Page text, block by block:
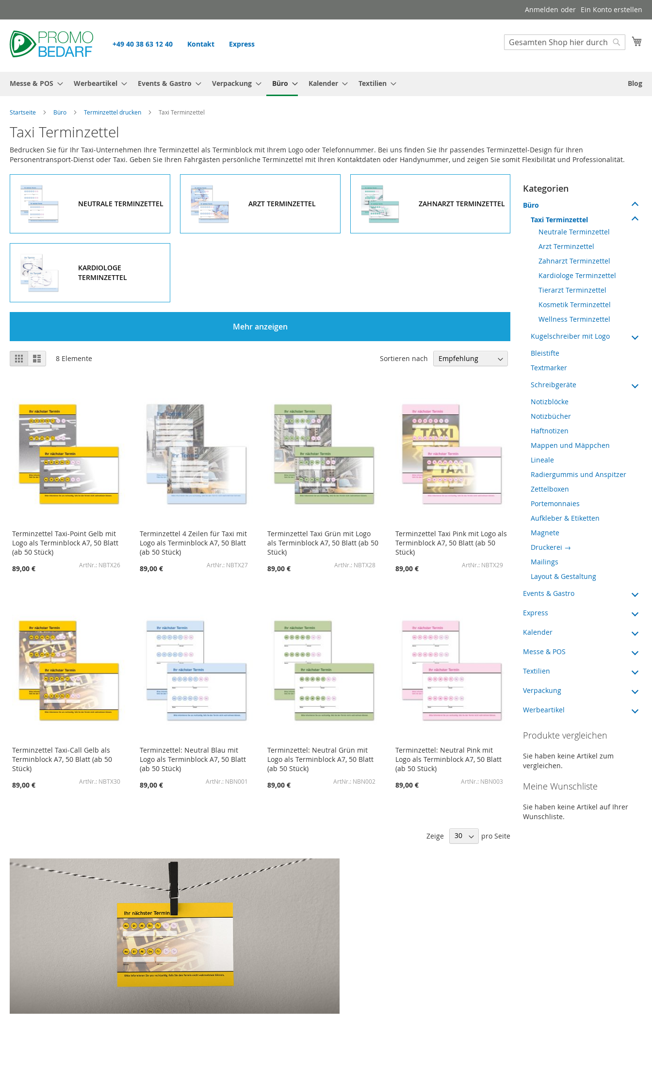
Inhalt
springen
Anmelden Ein Konto erstellen
Suche
Suche
+49 40 38 63 12 40 Kontakt Express
Messe & POS Werbeartikel Events & Gastro Verpackung Büro Kalender Textilien Blog
Startseite Büro Terminzettel drucken Taxi Terminzettel
Taxi Terminzettel
Bedrucken Sie für Ihr Taxi-Unternehmen Ihre Terminzettel als Terminblock mit Ihrem Logo oder Telefonnummer. Bei uns finden Sie Ihr passendes Terminzettel-Design für Ihren
Personentransport-Dienst oder Taxi. Geben Sie Ihren Fahrgästen persönliche Terminzettel mit Ihren Kontaktdaten oder Handynummer, und zeigen Sie somit Flexibilität und Professionalität.
NEUTRALE TERMINZETTEL ARZT TERMINZETTEL ZAHNARZT TERMINZETTEL
KARDIOLOGE
TERMINZETTEL
Mehr anzeigen
Anzeigen
als
Liste Liste 8 Elemente Sortieren nach
Terminzettel Taxi-Point Gelb mit
Logo als Terminblock A7, 50 Blatt
(ab 50 Stück)
89,00 €
NBTX26
HINZUFÜGEN
VERGLEICHSLISTE
HINZUFÜGEN
Terminzettel 4 Zeilen für Taxi mit
Logo als Terminblock A7, 50 Blatt
(ab 50 Stück)
89,00 €
NBTX27
HINZUFÜGEN
VERGLEICHSLISTE
HINZUFÜGEN
Terminzettel Taxi Grün mit Logo
als Terminblock A7, 50 Blatt (ab 50
Stück)
89,00 €
NBTX28
HINZUFÜGEN
VERGLEICHSLISTE
HINZUFÜGEN
Terminzettel Taxi Pink mit Logo als
Terminblock A7, 50 Blatt (ab 50
Stück)
89,00 €
NBTX29
HINZUFÜGEN
VERGLEICHSLISTE
HINZUFÜGEN
Terminzettel Taxi-Call Gelb als
Terminblock A7, 50 Blatt (ab 50
Stück)
89,00 €
NBTX30
HINZUFÜGEN
Terminzettel: Neutral Blau mit
Logo als Terminblock A7, 50 Blatt
(ab 50 Stück)
89,00 €
NBN001
HINZUFÜGEN
Terminzettel: Neutral Grün mit
Logo als Terminblock A7, 50 Blatt
(ab 50 Stück)
89,00 €
NBN002
HINZUFÜGEN
Terminzettel: Neutral Pink mit
Logo als Terminblock A7, 50 Blatt
(ab 50 Stück)
89,00 €
NBN003
HINZUFÜGEN
Zeige pro Seite
Kategorien
Büro
Taxi Terminzettel
Neutrale Terminzettel
Arzt Terminzettel
Zahnarzt Terminzettel
Kardiologe Terminzettel
Tierarzt Terminzettel
Kosmetik Terminzettel
Wellness Terminzettel
Kugelschreiber mit Logo
Bleistifte
Textmarker
Schreibgeräte
Notizblöcke
Notizbücher
Haftnotizen
Mappen und Mäppchen
Lineale
Radiergummis und Anspitzer
Zettelboxen
Portemonnaies
Aufkleber & Etiketten
Magnete
Druckerei →
Mailings
Layout & Gestaltung
Events & Gastro
Express
Kalender
Messe & POS
Textilien
Verpackung
Werbeartikel
Produkte vergleichen
Sie haben keine Artikel zum
vergleichen.
Meine Wunschliste
Sie haben keine Artikel auf Ihrer
Wunschliste.